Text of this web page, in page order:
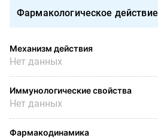
Фармакологическое действие
Механизм действия
Нет данных
Иммунологические свойства
Нет данных
Фармакодинамика